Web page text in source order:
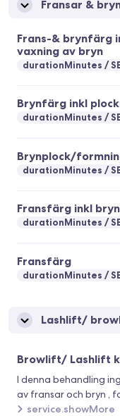
Fransar &
Frans-& brynfärg
vaxning av bryn
durationMinutes
Brynfärg inkl
durationMinutes
Brynplock/
durationMinutes
Fransfärg inkl
durationMinutes
Fransfärg
durationMinutes
Lashlift/
Browlift/ Lashlift
I denna behandling ingår både
av fransar och bryn ,
stärkande
service.showMore